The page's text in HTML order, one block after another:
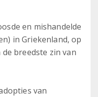
en mishandelde
in Griekenland, op
breedste zin van
van